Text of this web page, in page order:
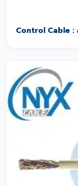
Control Cable :